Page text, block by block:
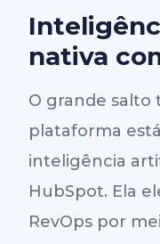
nativa
O grande salto
plataforma
inteligência
HubSpot. Ela
RevOps por